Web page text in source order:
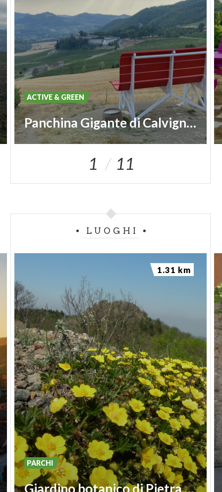
Panchina Gigante di Calvignano #149
ACTIVE & GREEN
1 11
LUOGHI
Giardino botanico di Pietra Corva
PARCHI
1.31 km